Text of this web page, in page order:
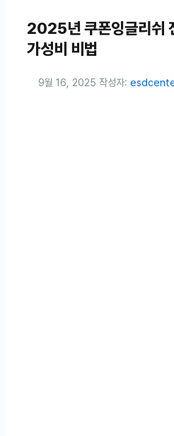
2025년 쿠폰잉글리쉬
가성비 비법
9월 16, 2025 작성자: